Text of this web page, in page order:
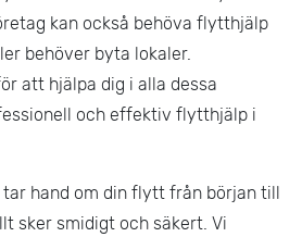
kan också behöva flytthjälp
behöver byta lokaler.
att hjälpa dig i alla dessa
och effektiv flytthjälp i
hand om din flytt från början till
sker smidigt och säkert. Vi